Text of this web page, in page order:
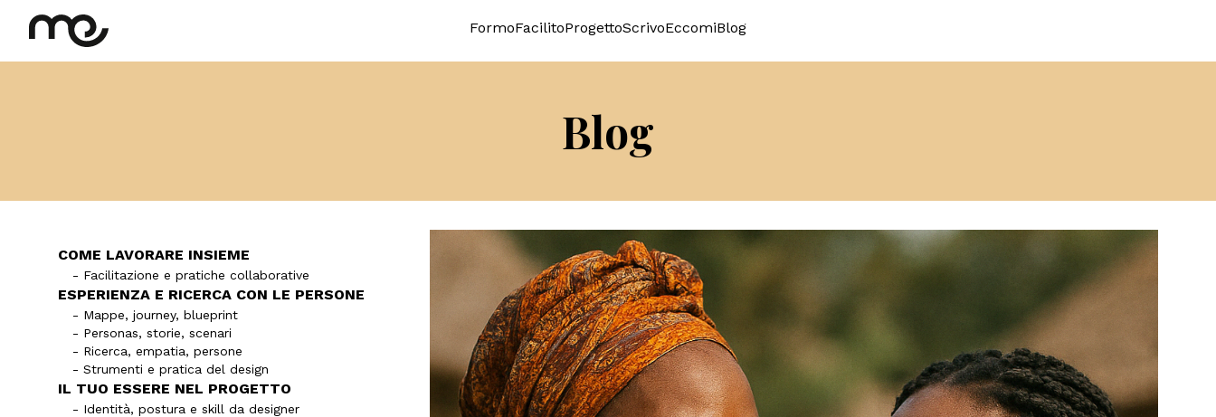
FormoFacilitoProgettoScrivoEccomiBlog
Blog
COME LAVORARE INSIEME
- Facilitazione e pratiche collaborative
ESPERIENZA E RICERCA CON LE PERSONE
- Mappe, journey, blueprint
- Personas, storie, scenari
- Ricerca, empatia, persone
- Strumenti e pratica del design
IL TUO ESSERE NEL PROGETTO
- Identità, postura e skill da designer